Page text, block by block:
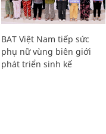
BAT Việt Nam tiếp sức
phụ nữ vùng biên giới
phát triển sinh kế